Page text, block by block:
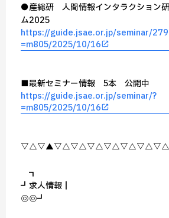
●産総研 人間情報インタラクション
ム2025
https://guide.jsae.or.jp/seminar/
=m805/2025/10/16
■最新セミナー情報 5本 公開中
https://guide.jsae.or.jp/seminar/?
=m805/2025/10/16
┏━━━━┓
┏┛求人情報┃
┗◎━━◎━┛